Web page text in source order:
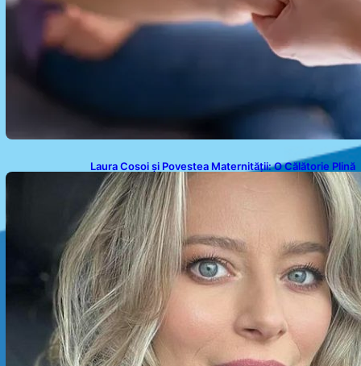
Laura Cosoi și Povestea Maternității: O Călătorie Plină
de Dragoste și Provocări